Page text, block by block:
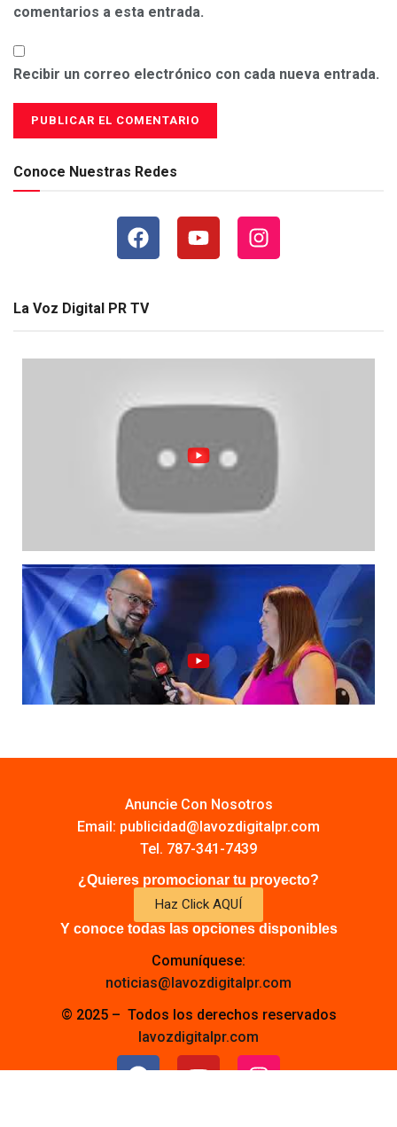
comentarios a esta entrada.
Recibir un correo electrónico con cada nueva entrada.
Conoce Nuestras Redes
La Voz Digital PR TV
Anuncie Con Nosotros
Email: publicidad@lavozdigitalpr.com
Tel. 787-341-7439
¿Quieres promocionar tu proyecto?
Haz Click AQUÍ
Y conoce todas las opciones disponibles
Comuníquese:
noticias@lavozdigitalpr.com
© 2025 – Todos los derechos reservados
lavozdigitalpr.com